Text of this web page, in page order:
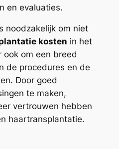
en evaluaties.
noodzakelijk om niet
kosten in het
ook om een breed
de procedures en de
Door goed
te maken,
vertrouwen hebben
haartransplantatie.